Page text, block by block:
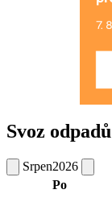
Svoz odpadů
Srpen2026
Po